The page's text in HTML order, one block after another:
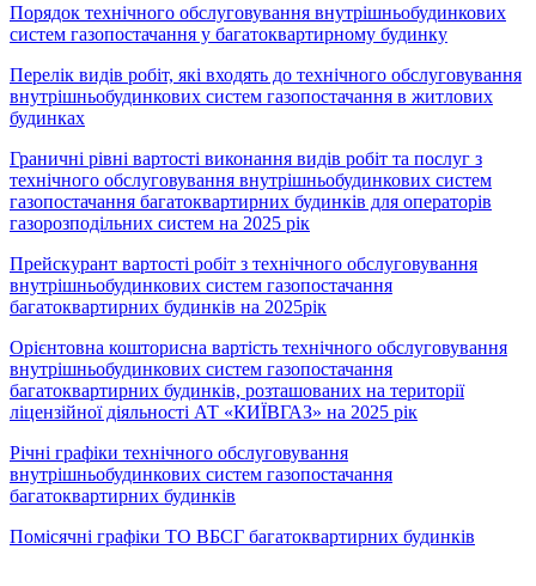
Порядок технічного обслуговування внутрішньобудинкових
систем газопостачання у багатоквартирному будинку
Перелік видів робіт, які входять до технічного обслуговування
внутрішньобудинкових систем газопостачання в житлових
будинках
Граничні рівні вартості виконання видів робіт та послуг з
технічного обслуговування внутрішньобудинкових систем
газопостачання багатоквартирних будинків для операторів
газорозподільних систем на 2025 рік
Прейскурант вартості робіт з технічного обслуговування
внутрішньобудинкових систем газопостачання
багатоквартирних будинків на 2025рік
Орієнтовна кошторисна вартість технічного обслуговування
внутрішньобудинкових систем газопостачання
багатоквартирних будинків, розташованих на території
ліцензійної діяльності АТ «КИЇВГАЗ» на 2025 рік
Річні графіки технічного обслуговування
внутрішньобудинкових систем газопостачання
багатоквартирних будинків
Помісячні графіки ТО ВБСГ багатоквартирних будинків